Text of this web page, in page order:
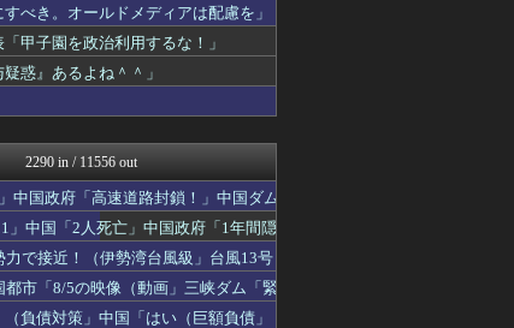
/)；｀ω´)＜国家総動...
軍事・ミリタリー速報☆彡
理想ちゃんねる
ガハろぐNewsヽ(･ω･...
黒マッチョニュース
正義の見方
べき。オールドメディアは配慮を」
甲子園を政治利用するな！」
惑』あるよね＾＾」
2290 in / 11556 out
中国政府「高速道路封鎖！」中国ダム
」中国「2人死亡」中国政府「1年間隠
で接近！（伊勢湾台風級」台風13号
市「8/5の映像（動画」三峡ダム「緊
負債対策」中国「はい（巨額負債」